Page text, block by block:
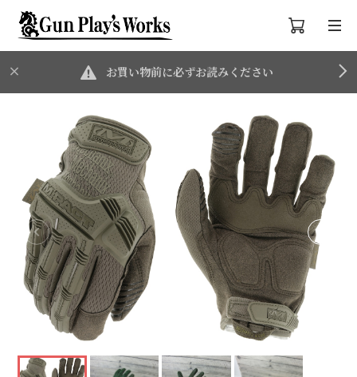
お買い物前に必ずお読みください